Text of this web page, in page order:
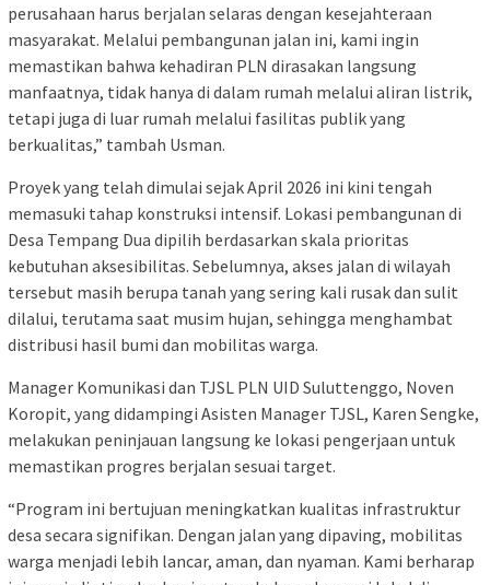
perusahaan harus berjalan selaras dengan kesejahteraan
masyarakat. Melalui pembangunan jalan ini, kami ingin
memastikan bahwa kehadiran PLN dirasakan langsung
manfaatnya, tidak hanya di dalam rumah melalui aliran listrik,
tetapi juga di luar rumah melalui fasilitas publik yang
berkualitas,” tambah Usman.
Proyek yang telah dimulai sejak April 2026 ini kini tengah
memasuki tahap konstruksi intensif. Lokasi pembangunan di
Desa Tempang Dua dipilih berdasarkan skala prioritas
kebutuhan aksesibilitas. Sebelumnya, akses jalan di wilayah
tersebut masih berupa tanah yang sering kali rusak dan sulit
dilalui, terutama saat musim hujan, sehingga menghambat
distribusi hasil bumi dan mobilitas warga.
Manager Komunikasi dan TJSL PLN UID Suluttenggo, Noven
Koropit, yang didampingi Asisten Manager TJSL, Karen Sengke,
melakukan peninjauan langsung ke lokasi pengerjaan untuk
memastikan progres berjalan sesuai target.
“Program ini bertujuan meningkatkan kualitas infrastruktur
desa secara signifikan. Dengan jalan yang dipaving, mobilitas
warga menjadi lebih lancar, aman, dan nyaman. Kami berharap